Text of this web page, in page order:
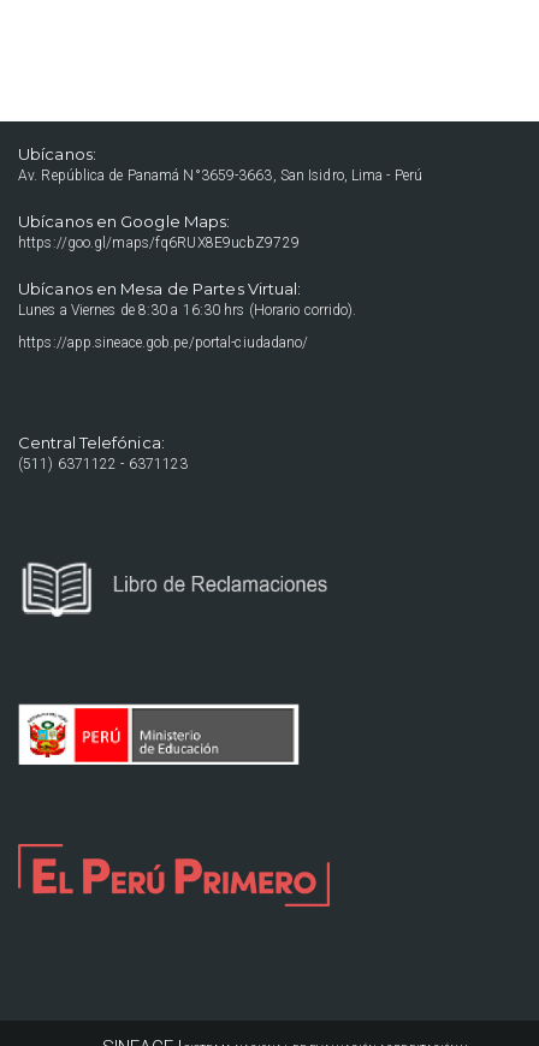
Ubícanos:
Av. República de Panamá N°3659-3663, San Isidro, Lima - Perú
Ubícanos en Google Maps:
https://goo.gl/maps/fq6RUX8E9ucbZ9729
Ubícanos en Mesa de Partes Virtual:
Lunes a Viernes de 8:30 a 16:30 hrs (Horario corrido).
https://app.sineace.gob.pe/portal-ciudadano/
Central Telefónica:
(511) 6371122 - 6371123